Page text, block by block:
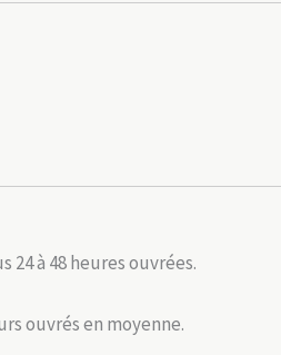
24 à 48 heures ouvrées.
ouvrés en moyenne.